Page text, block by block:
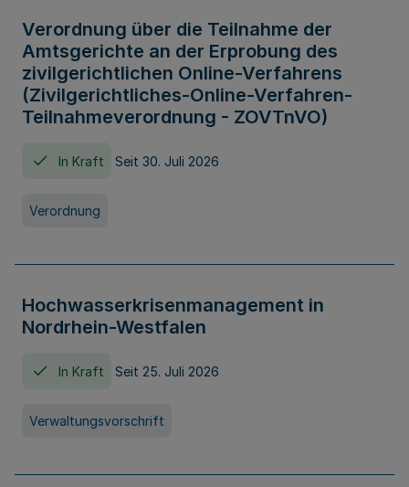
Verordnung über die Teilnahme der
Amtsgerichte an der Erprobung des
zivilgerichtlichen Online-Verfahrens
(Zivilgerichtliches-Online-Verfahren-
Teilnahmeverordnung - ZOVTnVO)
In Kraft Seit 30. Juli 2026
Verordnung
Hochwasserkrisenmanagement in
Nordrhein-Westfalen
In Kraft Seit 25. Juli 2026
Verwaltungsvorschrift